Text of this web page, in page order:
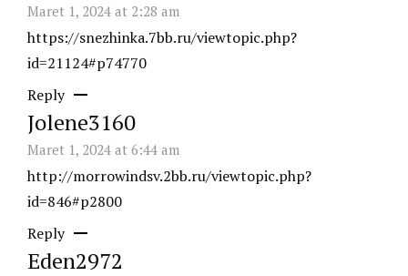
Maret 1, 2024 at 2:28 am
https://snezhinka.7bb.ru/viewtopic.php?
id=21124#p74770
Reply
Jolene3160
Maret 1, 2024 at 6:44 am
http://morrowindsv.2bb.ru/viewtopic.php?
id=846#p2800
Reply
Eden2972